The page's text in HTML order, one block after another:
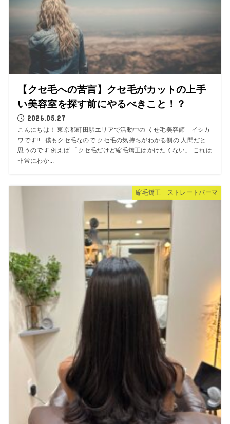
【クセ毛への苦言】クセ毛がカットの上手
い美容室を探す前にやるべきこと！？
2026.05.27
こんにちは！ 東京都町田駅エリアで活動中の くせ毛美容師 イシカ
ワです!! 僕もクセ毛なので クセ毛の気持ちがわかる側の 人間だと
思うのです 例えば 「クセ毛だけど縮毛矯正はかけたくない」 これは
非常にわか...
縮毛矯正 ストレートパーマ